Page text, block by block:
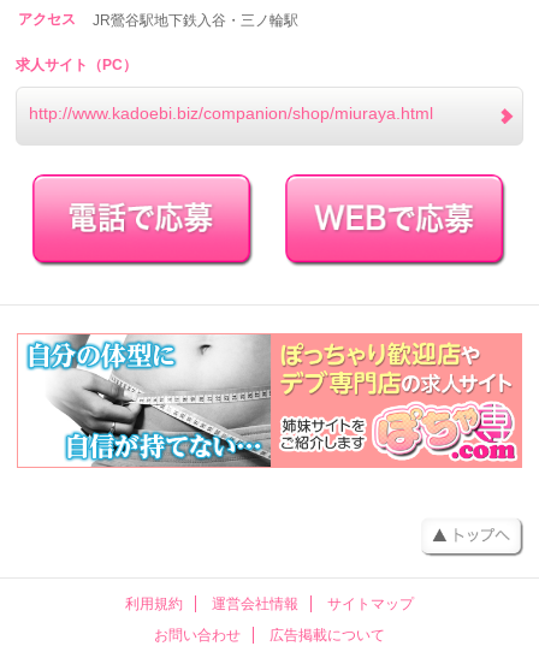
アクセス
JR鶯谷駅地下鉄入谷・三ノ輪駅
求人サイト（PC）
http://www.kadoebi.biz/companion/shop/miuraya.html
利用規約 運営会社情報
サイトマップ
お問い合わせ
広告掲載について